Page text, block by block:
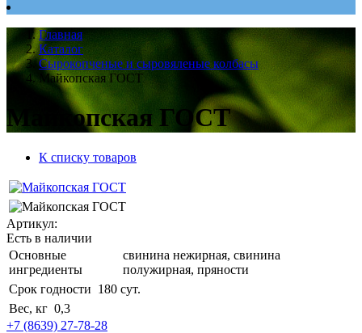
Главная
Каталог
Сырокопченые и сыровяленые колбасы
Майкопская ГОСТ
Майкопская ГОСТ
К списку товаров
Артикул:
Есть в наличии
Основные
ингредиенты
свинина нежирная, свинина
полужирная, пряности
Срок годности 180 сут.
Вес, кг 0,3
+7 (8639) 27-78-28